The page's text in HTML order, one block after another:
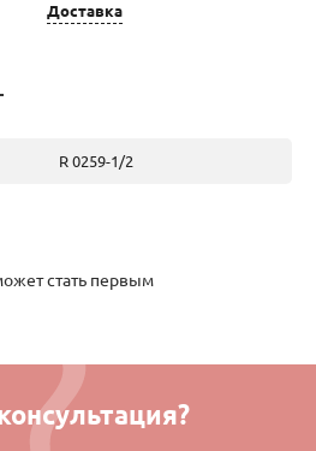
Доставка
R 0259-1/2
стать первым